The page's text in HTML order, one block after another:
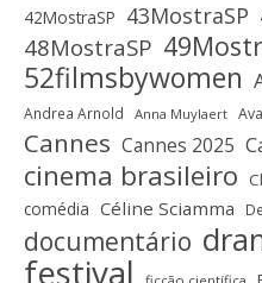
42MostraSP 43MostraSP
48MostraSP
52filmsbywomen
Andrea Arnold Anna Muylaert
Cannes Cannes 2025
cinema brasileiro
comédia Céline Sciamma
documentário
festival